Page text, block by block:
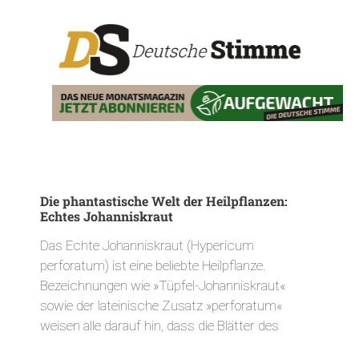
Die phantastische Welt der Heilpflanzen:
Echtes Johanniskraut
Das Echte Johanniskraut (Hypericum
perforatum) ist eine beliebte Heilpflanze.
Bezeichnungen wie »Tüpfel-Johanniskraut«
sowie der lateinische Zusatz »perforatum«
weisen alle darauf hin, dass die Blätter des